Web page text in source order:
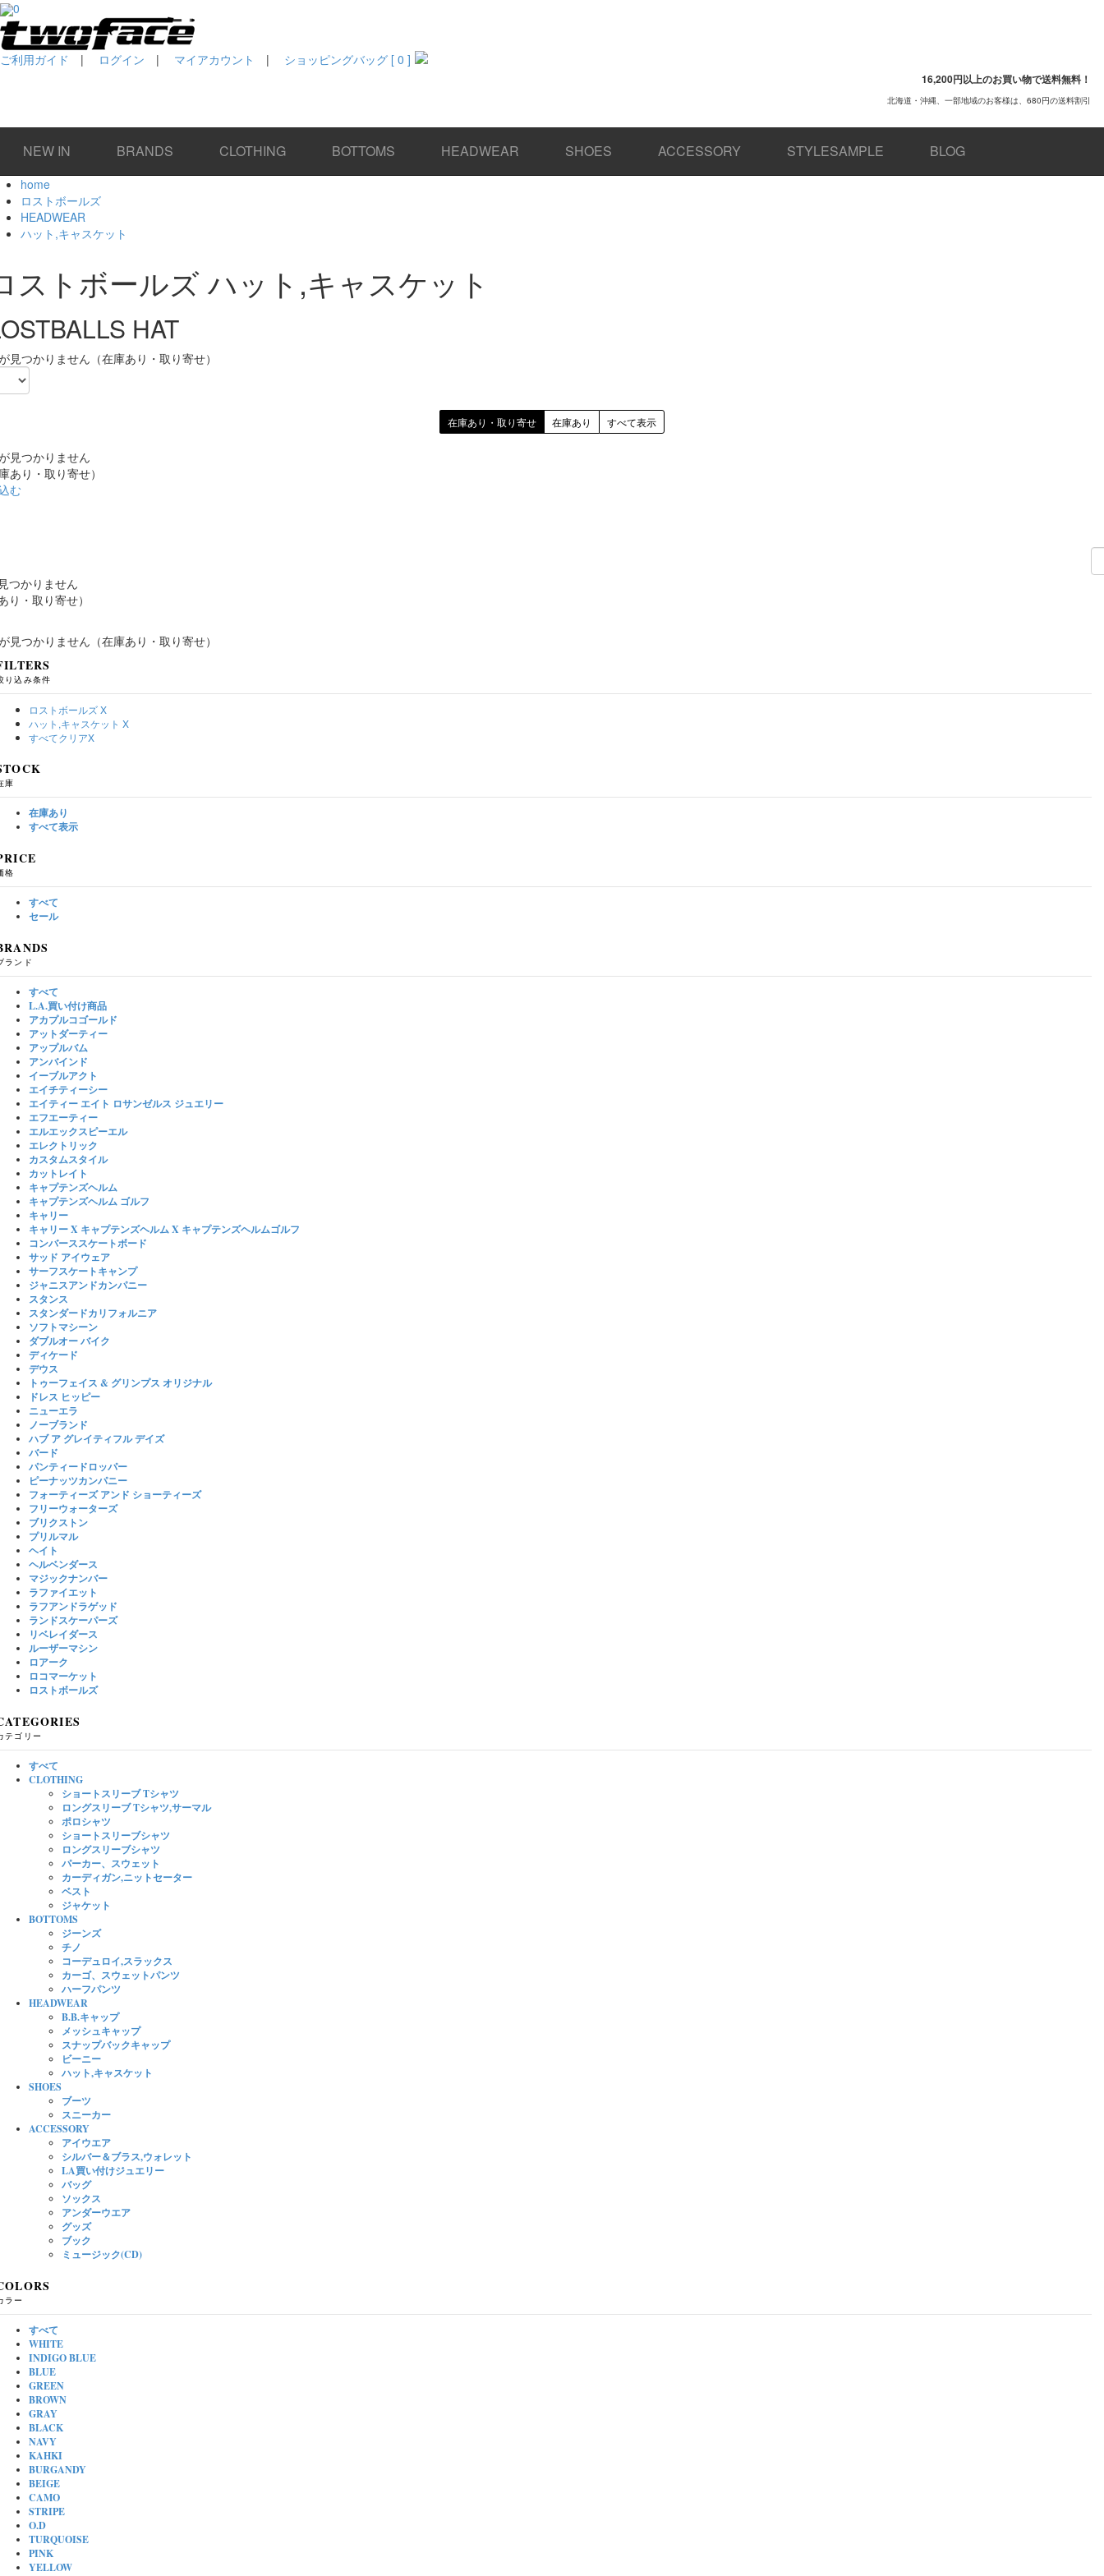
0
ご利用ガイド | ログイン | マイアカウント | ショッピングバッグ [ 0 ]
16,200円以上のお買い物で送料無料！
北海道・沖縄、一部地域のお客様は、680円の送料割引
NEW IN BRANDS CLOTHING BOTTOMS HEADWEAR SHOES ACCESSORY STYLESAMPLE BLOG
home
ロストボールズ
HEADWEAR
ハット,キャスケット
ストボールズ ハット,キャスケット
HAT
見つかりません（在庫あり・取り寄せ）
在庫あり・取り寄せ 在庫あり すべて表示
見つかりません
あり・取り寄せ）
む
つかりません
り・取り寄せ）
見つかりません（在庫あり・取り寄せ）
り込み条件
ロストボールズX
ハット,キャスケット X
すべてクリアX
庫
在庫あり
すべて表示
格
すべて
セール
ランド
すべて
L.A.買い付け商品
アカプルコゴールド
アットダーティー
アップルバム
アンバインド
イーブルアクト
エイチティーシー
エイティー エイト ロサンゼルス ジュエリー
エフエーティー
エルエックスピーエル
エレクトリック
カスタムスタイル
カットレイト
キャプテンズヘルム
キャプテンズヘルム ゴルフ
キャリー
キャリー X キャプテンズヘルム X キャプテンズヘルムゴルフ
コンバーススケートボード
サッド アイウェア
サーフスケートキャンプ
ジャニスアンドカンパニー
スタンス
スタンダードカリフォルニア
ソフトマシーン
ダブルオー バイク
ディケード
デウス
トゥーフェイス & グリンプス オリジナル
ドレス ヒッピー
ニューエラ
ノーブランド
ハブ ア グレイティフル デイズ
バード
パンティードロッパー
ピーナッツカンパニー
フォーティーズ アンド ショーティーズ
フリーウォーターズ
ブリクストン
プリルマル
ヘイト
ヘルベンダース
マジックナンバー
ラファイエット
ラフアンドラゲッド
ランドスケーパーズ
リベレイダース
ルーザーマシン
ロアーク
ロコマーケット
ロストボールズ
テゴリー
すべて
CLOTHING
ショートスリーブ Tシャツ
ロングスリーブ Tシャツ,サーマル
ポロシャツ
ショートスリーブシャツ
ロングスリーブシャツ
パーカー、スウェット
カーディガン,ニットセーター
ベスト
ジャケット
BOTTOMS
ジーンズ
チノ
コーデュロイ,スラックス
カーゴ、スウェットパンツ
ハーフパンツ
HEADWEAR
B.B.キャップ
メッシュキャップ
スナップバックキャップ
ビーニー
ハット,キャスケット
SHOES
ブーツ
スニーカー
ACCESSORY
アイウエア
シルバー＆ブラス,ウォレット
LA買い付けジュエリー
バッグ
ソックス
アンダーウエア
グッズ
ブック
ミュージック(CD)
ラー
すべて
WHITE
INDIGO BLUE
BLUE
GREEN
BROWN
GRAY
BLACK
NAVY
KAHKI
BURGANDY
BEIGE
CAMO
STRIPE
O.D
TURQUOISE
PINK
YELLOW